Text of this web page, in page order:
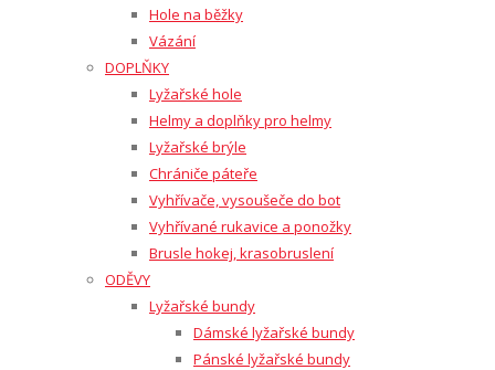
Hole na běžky
Vázání
DOPLŇKY
Lyžařské hole
Helmy a doplňky pro helmy
Lyžařské brýle
Chrániče páteře
Vyhřívače, vysoušeče do bot
Vyhřívané rukavice a ponožky
Brusle hokej, krasobruslení
ODĚVY
Lyžařské bundy
Dámské lyžařské bundy
Pánské lyžařské bundy